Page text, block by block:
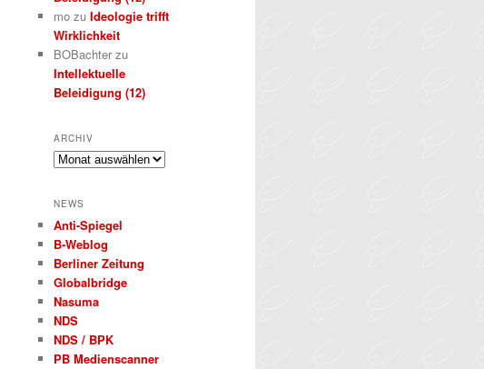
mo zuIdeologie trifft
Wirklichkeit
BOBachter zu
Intellektuelle
Beleidigung (12)
ARCHIV
Archiv
NEWS
Anti-Spiegel
B‑Weblog
Berliner Zeitung
Globalbridge
Nasuma
NDS
NDS / BPK
PB Medienscanner